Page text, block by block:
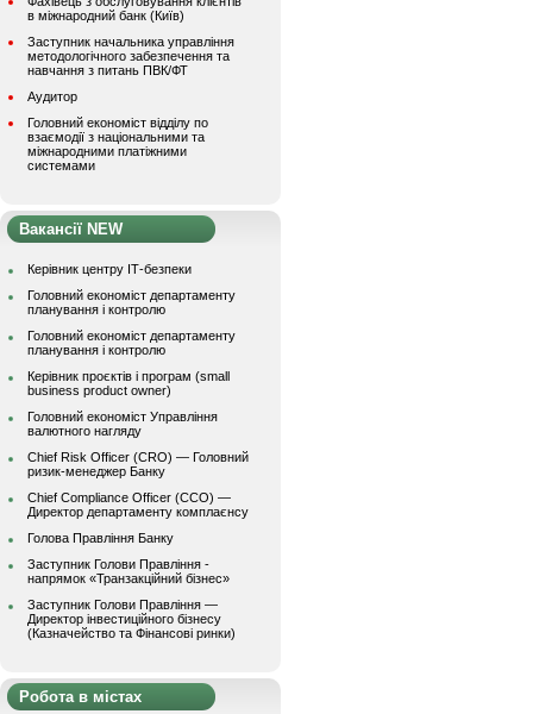
в міжнародний банк (Київ)
Заступник начальника управління
методологічного забезпечення та
навчання з питань ПВК/ФТ
Аудитор
Головний економіст відділу по
взаємодії з національними та
міжнародними платіжними
системами
Вакансії NEW
Керівник центру ІТ-безпеки
Головний економіст департаменту
планування і контролю
Головний економіст департаменту
планування і контролю
Керівник проєктів і програм (small
business product owner)
Головний економіст Управління
валютного нагляду
Chief Risk Officer (CRO) — Головний
ризик-менеджер Банку
Chief Compliance Officer (CCO) —
Директор департаменту комплаєнсу
Голова Правління Банку
Заступник Голови Правління -
напрямок «Транзакційний бізнес»
Заступник Голови Правління —
Директор інвестиційного бізнесу
(Казначейство та Фінансові ринки)
Робота в містах